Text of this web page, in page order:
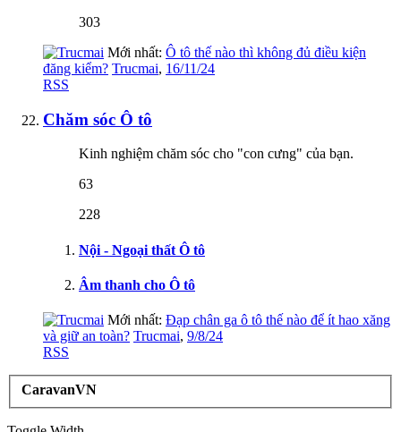
303
Mới nhất: Ô tô thế nào thì không đủ điều kiện
đăng kiểm? Trucmai, 16/11/24
RSS
Chăm sóc Ô tô
Kinh nghiệm chăm sóc cho "con cưng" của bạn.
63
228
Nội - Ngoại thất Ô tô
Âm thanh cho Ô tô
Mới nhất: Đạp chân ga ô tô thế nào để ít hao xăng
và giữ an toàn? Trucmai, 9/8/24
RSS
CaravanVN